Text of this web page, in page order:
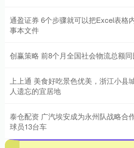
通盈证券 6个步骤就可以把Excel表格
事本文件
创赢策略 前8个月全国社会物流总额
上上通 美食好吃景色优美，浙江小县
人遗忘的宜居地
泰仓配资 广汽埃安成为永州队战略合
球员13台车